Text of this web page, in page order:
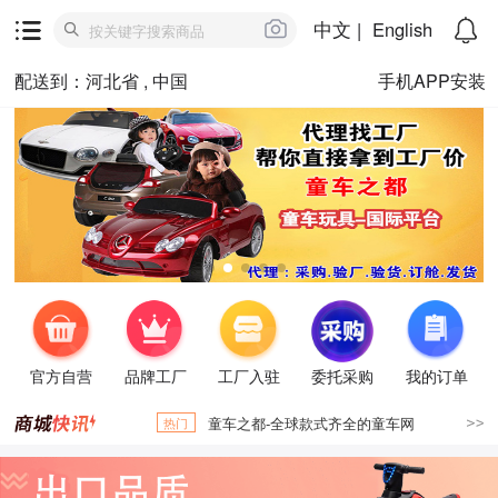
中文 | English
配送到：河北省 , 中国 手机APP安装
官方自营 品牌工厂 工厂入驻 委托采购 我的订单
热门 童车之都-全球款式齐全的童车网